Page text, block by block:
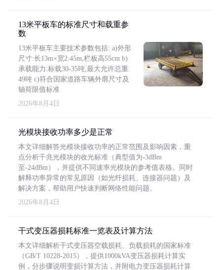
13米平板车的标准尺寸和载重参
数
13米平板车主要技术参数包括: a)外形
尺寸:长13m×宽2.45m,栏板高55cm b)
承载能力:标载30-35吨,最大允许总重
49吨 c)符合国家道路车辆外廓尺寸及
轴荷限值标准
2026年8月4日
光模块接收功率多少是正常
本文详细解答光模块接收功率的正常范围及影响因素，重
点分析千兆光模块的收光标准（典型值为-3dBm
至-24dBm），并提供不同速率光模块的参考值表格。同时
解释功率异常的常见原因（如光纤损耗、连接器问题）及
解决方案，帮助用户快速判断网络性能问题。
2026年8月4日
干式变压器损耗标准一览表及计算方法
本文详细解析干式变压器空载损耗、负载损耗的国家标准
（GB/T 10228-2015），提供1000kVA变压器损耗计算实
例，分步骤说明变损计算方法，并附电力变压器损耗计算